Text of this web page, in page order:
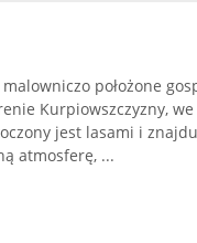
położone
Kurpiowszczyzny,
jest lasami i
atmosferę, ...